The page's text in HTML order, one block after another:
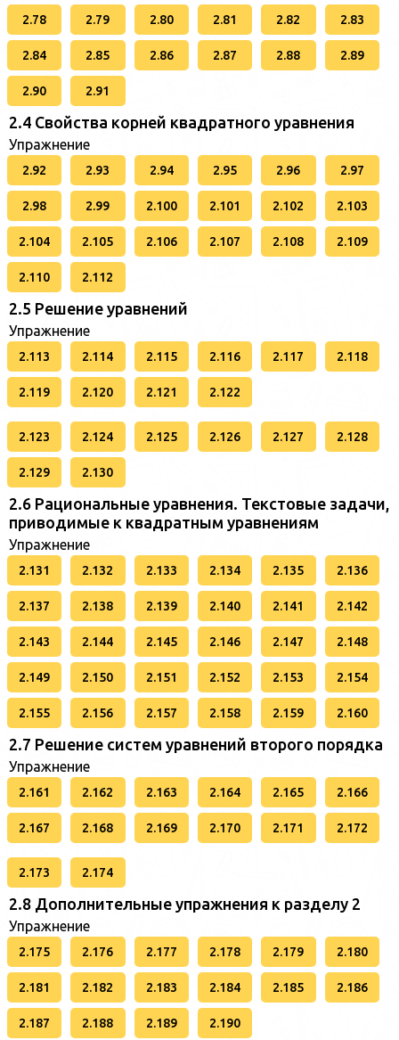
2.78 2.79 2.80 2.81 2.82 2.83
2.84 2.85 2.86 2.87 2.88 2.89
2.90 2.91
2.4 Свойства корней квадратного уравнения
Упражнение
2.92 2.93 2.94 2.95 2.96 2.97
2.98 2.99 2.100 2.101 2.102 2.103
2.104 2.105 2.106 2.107 2.108 2.109
2.110 2.112
2.5 Решение уравнений
Упражнение
2.113 2.114 2.115 2.116 2.117 2.118
2.119 2.120 2.121 2.122
2.123 2.124 2.125 2.126 2.127 2.128
2.129 2.130
2.6 Рациональные уравнения. Текстовые задачи,
приводимые к квадратным уравнениям
Упражнение
2.131 2.132 2.133 2.134 2.135 2.136
2.137 2.138 2.139 2.140 2.141 2.142
2.143 2.144 2.145 2.146 2.147 2.148
2.149 2.150 2.151 2.152 2.153 2.154
2.155 2.156 2.157 2.158 2.159 2.160
2.7 Решение систем уравнений второго порядка
Упражнение
2.161 2.162 2.163 2.164 2.165 2.166
2.167 2.168 2.169 2.170 2.171 2.172
2.173 2.174
2.8 Дополнительные упражнения к разделу 2
Упражнение
2.175 2.176 2.177 2.178 2.179 2.180
2.181 2.182 2.183 2.184 2.185 2.186
2.187 2.188 2.189 2.190